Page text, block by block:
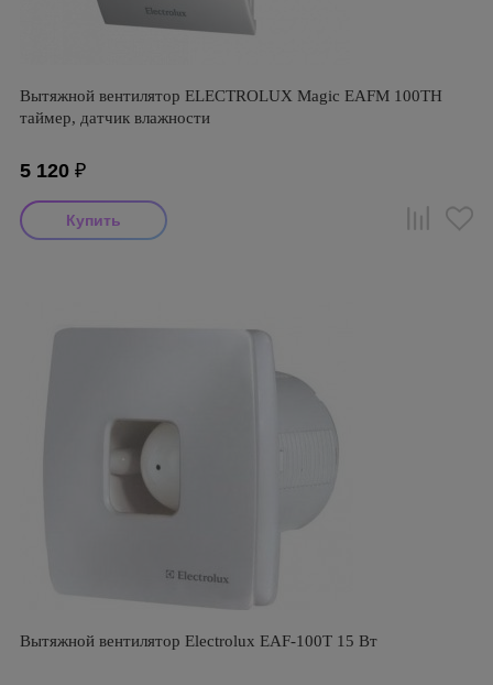
Вытяжной вентилятор ELECTROLUX Magic EAFM 100TH
таймер, датчик влажности
5 120 ₽
Вытяжной вентилятор Electrolux EAF-100T 15 Вт